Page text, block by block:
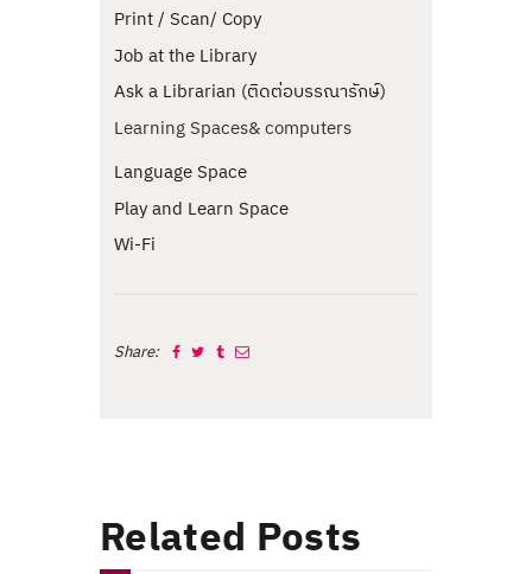
Print / Scan/ Copy
Job at the Library
Ask a Librarian (ติดต่อบรรณารักษ์)
Learning Spaces& computers
Language Space
Play and Learn Space
Wi-Fi
Share:
Related Posts